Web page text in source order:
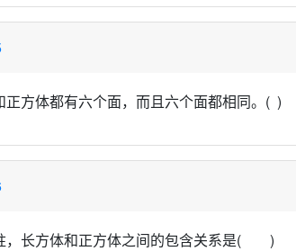
正方体都有六个面，而且六个面都相同。( )
，长方体和正方体之间的包含关系是( )